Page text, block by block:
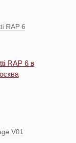
RAP 6
V01